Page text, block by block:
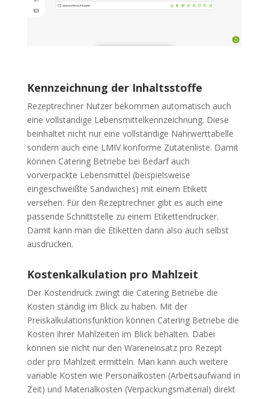
Kennzeichnung der Inhaltsstoffe
Rezeptrechner Nutzer bekommen automatisch auch
eine vollständige Lebensmittelkennzeichnung. Diese
beinhaltet nicht nur eine vollständige Nährwerttabelle
sondern auch eine LMIV konforme Zutatenliste. Damit
können Catering Betriebe bei Bedarf auch
vorverpackte Lebensmittel (beispielsweise
eingeschweißte Sandwiches) mit einem Etikett
versehen. Für den Rezeptrechner gibt es auch eine
passende Schnittstelle zu einem Etikettendrucker.
Damit kann man die Etiketten dann also auch selbst
ausdrucken.
Kostenkalkulation pro Mahlzeit
Der Kostendruck zwingt die Catering Betriebe die
Kosten ständig im Blick zu haben. Mit der
Preiskalkulationsfunktion können Catering Betriebe die
Kosten ihrer Mahlzeiten im Blick behalten. Dabei
können sie nicht nur den Wareneinsatz pro Rezept
oder pro Mahlzeit ermitteln. Man kann auch weitere
variable Kosten wie Personalkosten (Arbeitsaufwand in
Zeit) und Materialkosten (Verpackungsmaterial) direkt